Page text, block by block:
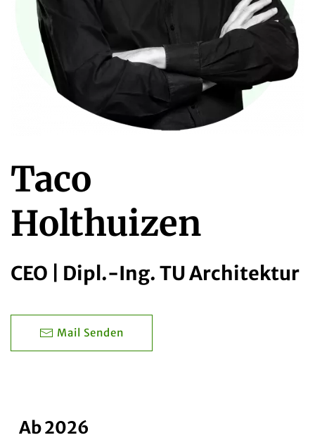
Taco
Holthuizen
CEO | Dipl.-Ing. TU Architektur
Mail Senden
Ab 2026